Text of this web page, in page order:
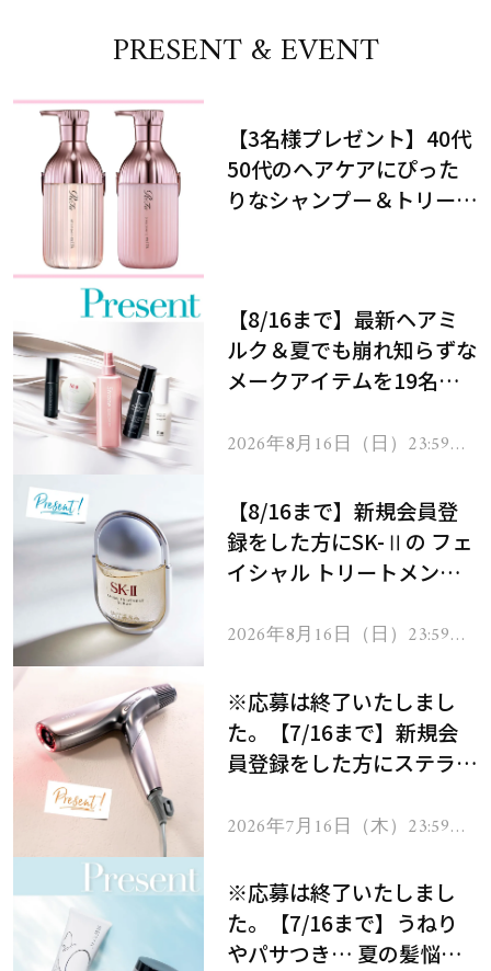
PRESENT & EVENT
【3名様プレゼント】40代
50代のヘアケアにぴった
りなシャンプー＆トリート
【8/16まで】最新ヘアミ
ルク＆夏でも崩れ知らずな
メークアイテムを19名様
2026年8月16日（日）23:59ま
【8/16まで】新規会員登
録をした方にSK-Ⅱの フェ
イシャル トリートメント
2026年8月16日（日）23:59ま
※応募は終了いたしまし
た。【7/16まで】新規会
員登録をした方にステラボ
ヘアドライヤー ジュエル
2026年7月16日（木）23:59ま
※応募は終了いたしまし
た。【7/16まで】うねり
やパサつき… 夏の髪悩み